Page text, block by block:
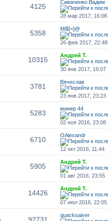
4125
Сиваченко Вадим
28 мар 2017, 16:08
5358
Мi$[=]@
26 фев 2017, 22:48
10315
Андрей Т.
30 янв 2017, 19:07
3781
Вячеслав
23 янв 2017, 23:23
5283
минер 44
02 ноя 2016, 23:08
6710
OAlexandr
12 окт 2016, 11:44
5905
Андрей Т.
01 авг 2016, 23:55
14426
Андрей Т.
07 июл 2016, 22:05
92731
quacksalver